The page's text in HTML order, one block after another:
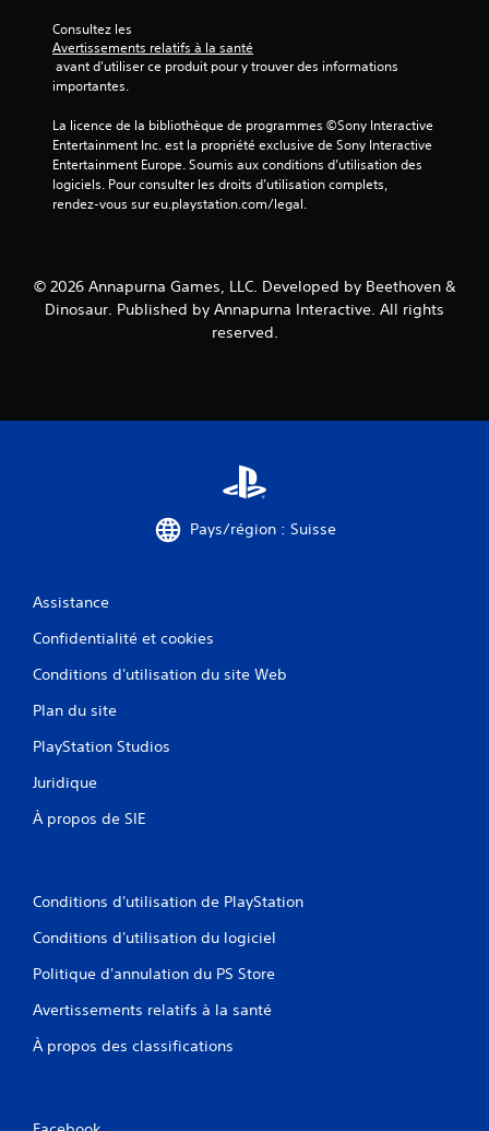
Consultez les
Avertissements relatifs à la santé
importantes.
La licence de la bibliothèque de programmes ©Sony Interactive
Entertainment Inc. est la propriété exclusive de Sony Interactive
Entertainment Europe. Soumis aux conditions d’utilisation des
logiciels. Pour consulter les droits d’utilisation complets,
rendez-vous sur eu.playstation.com/legal.
© 2026 Annapurna Games, LLC. Developed by Beethoven &
Dinosaur. Published by Annapurna Interactive. All rights
reserved.
Pays/région : Suisse
Assistance
Confidentialité et cookies
Conditions d'utilisation du site Web
Plan du site
PlayStation Studios
Juridique
À propos de SIE
Conditions d'utilisation de PlayStation
Conditions d'utilisation du logiciel
Politique d'annulation du PS Store
Avertissements relatifs à la santé
À propos des classifications